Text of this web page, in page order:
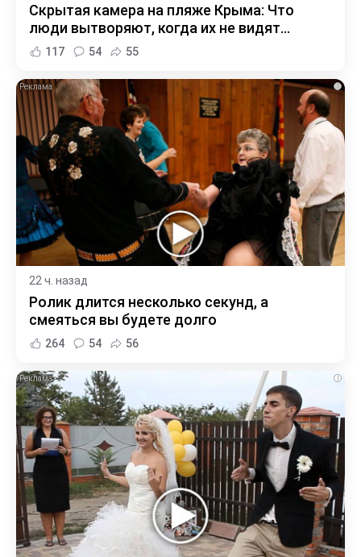
Скрытая камера на пляже Крыма: Что
люди вытворяют, когда их не видят...
117 54 55
i
22 ч. назад
Ролик длится несколько секунд, а
смеяться вы будете долго
264 54 56
i